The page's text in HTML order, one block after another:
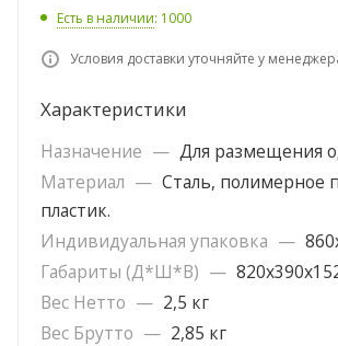
Есть в наличии: 1000
Условия доставки уточняйте у
Характеристики
Назначение — Для размещения
Материал — Сталь, полимерное
пластик.
Индивидуальная упаковка —
Габариты (Д*Ш*В) —
Вес Нетто — 2,5 кг
Вес Брутто — 2,85 кг